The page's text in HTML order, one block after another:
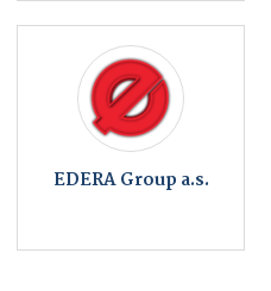
EDERA Group a.s.